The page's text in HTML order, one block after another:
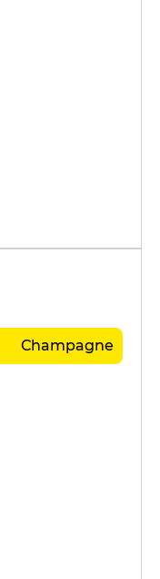
Champagne